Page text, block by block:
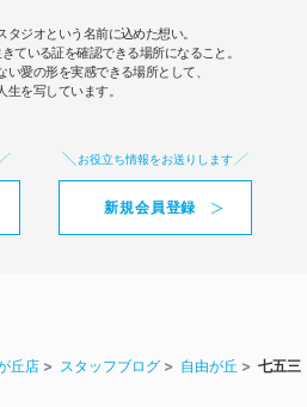
タジオという名前に込めた想い。
ている証を確認できる場所になること。
愛の形を実感できる場所として、
生を写しています。
お役立ち情報をお送りします
新規会員登録
丘店 スタッフブログ 自由が丘
七五三